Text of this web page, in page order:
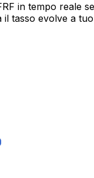
in tempo reale
tasso evolve a